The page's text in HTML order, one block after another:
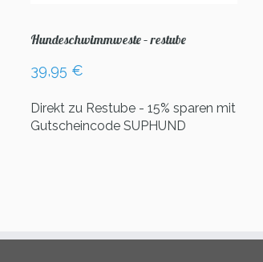
Hundeschwimmweste – restube
39,95 €
Direkt zu Restube - 15% sparen mit
Gutscheincode SUPHUND